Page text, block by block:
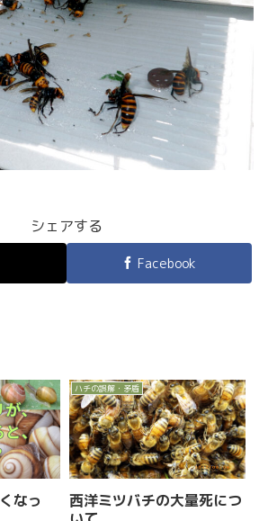
シェアする
Facebook
なっ
ハチの誤解・矛盾
西洋ミツバチの大量死につ